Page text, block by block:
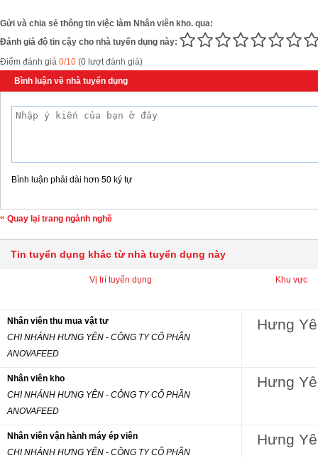
Gửi và chia sẻ thông tin việc làm Nhân viên kho. qua:
Đánh giá độ tin cậy cho nhà tuyển dụng này:
Điểm đánh giá 0/10 (0 lượt đánh giá)
Bình luận về nhà tuyển dụng
Bình luận phải dài hơn 50 ký tự
Quay lại trang ngành nghề
Tin tuyển dụng khác từ nhà tuyển dụng này
Vị trí tuyển dụng Khu vực
Nhân viên thu mua vật tư
CHI NHÁNH HƯNG YÊN - CÔNG TY CỔ PHẦN
ANOVAFEED
Hưng
Nhân viên kho
CHI NHÁNH HƯNG YÊN - CÔNG TY CỔ PHẦN
ANOVAFEED
Hưng
Nhân viên vận hành máy ép viên
CHI NHÁNH HƯNG YÊN - CÔNG TY CỔ PHẦN
Hưng